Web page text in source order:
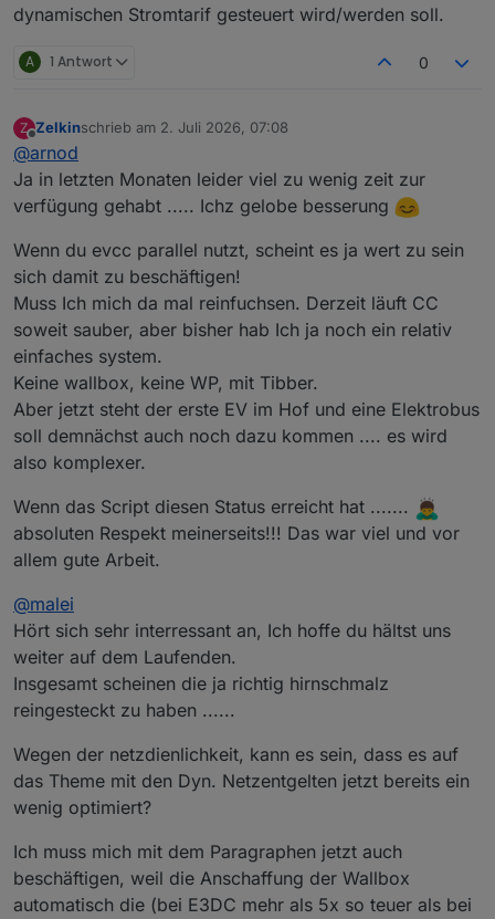
dynamischen Stromtarif gesteuert wird/werden soll.
A 1 Antwort 0
Z
Offline
Zelkinschrieb am 2. Juli 2026, 07:08
zuletzt editiert von
@arnod
Ja in letzten Monaten leider viel zu wenig zeit zur
verfügung gehabt ..... Ichz gelobe besserung
Wenn du evcc parallel nutzt, scheint es ja wert zu sein
sich damit zu beschäftigen!
Muss Ich mich da mal reinfuchsen. Derzeit läuft CC
soweit sauber, aber bisher hab Ich ja noch ein relativ
einfaches system.
Keine wallbox, keine WP, mit Tibber.
Aber jetzt steht der erste EV im Hof und eine Elektrobus
soll demnächst auch noch dazu kommen .... es wird
also komplexer.
Wenn das Script diesen Status erreicht hat .......
absoluten Respekt meinerseits!!! Das war viel und vor
allem gute Arbeit.
@malei
Hört sich sehr interressant an, Ich hoffe du hältst uns
weiter auf dem Laufenden.
Insgesamt scheinen die ja richtig hirnschmalz
reingesteckt zu haben ......
Wegen der netzdienlichkeit, kann es sein, dass es auf
das Theme mit den Dyn. Netzentgelten jetzt bereits ein
wenig optimiert?
Ich muss mich mit dem Paragraphen jetzt auch
beschäftigen, weil die Anschaffung der Wallbox
automatisch die (bei E3DC mehr als 5x so teuer als bei